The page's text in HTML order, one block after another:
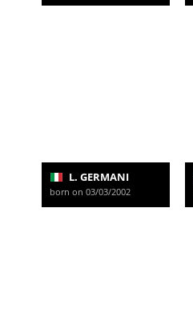
L. GERMANI
born on 03/03/2002